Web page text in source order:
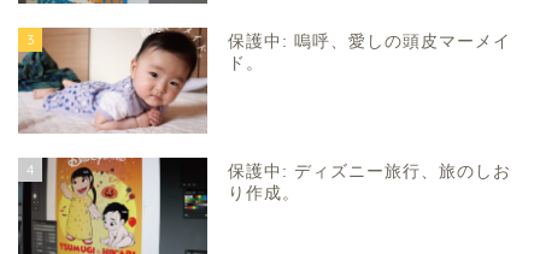
3
保護中: 嗚呼、愛しの頭皮マーメイ
ド。
4
保護中: ディズニー旅行、旅のしお
り作成。